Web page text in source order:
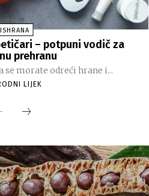
ISHRANA
– potpuni vodič za
prehranu
se morate odreći hrane i...
LIJEK